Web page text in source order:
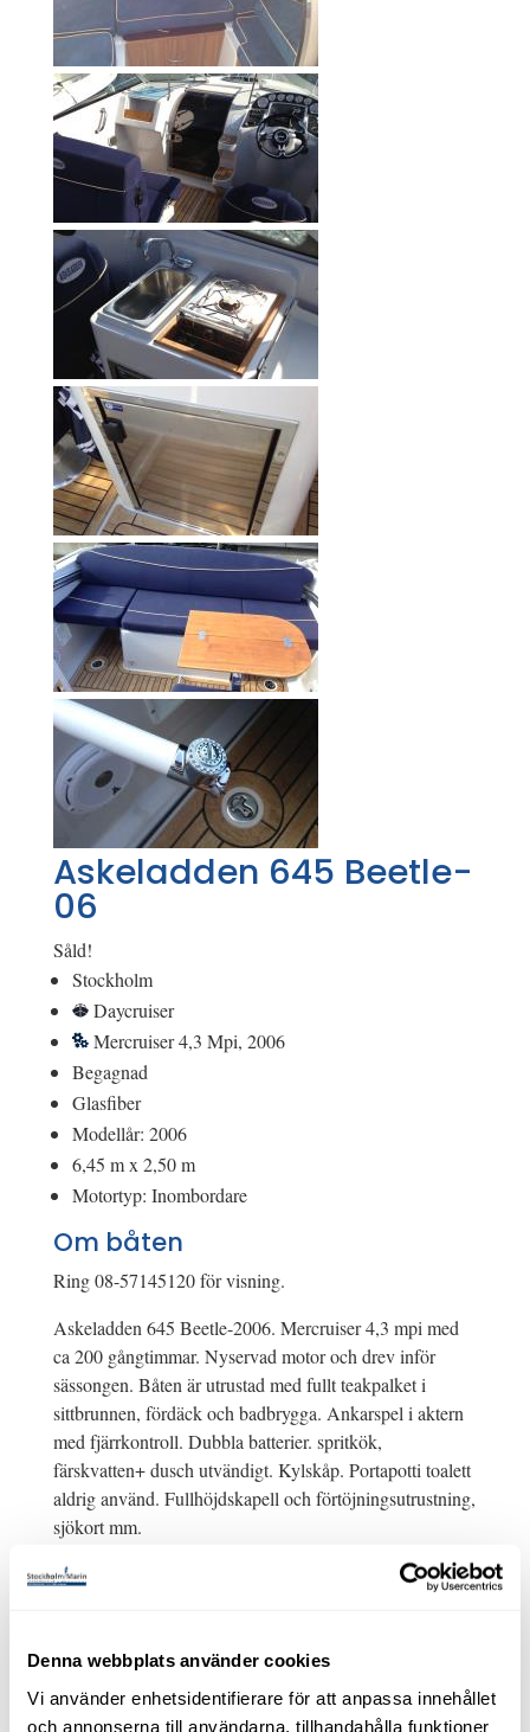
Denna webbplats använder cookies
Vi använder enhetsidentifierare för att anpassa innehållet
och annonserna till användarna, tillhandahålla funktioner
Askeladden 645 Beetle-
06
Såld!
Stockholm
Daycruiser
Mercruiser 4,3 Mpi, 2006
Begagnad
Glasfiber
Modellår: 2006
6,45 m x 2,50 m
Motortyp: Inombordare
Om båten
Ring 08-57145120 för visning.
Askeladden 645 Beetle-2006. Mercruiser 4,3 mpi med
ca 200 gångtimmar. Nyservad motor och drev inför
sässongen. Båten är utrustad med fullt teakpalket i
sittbrunnen, fördäck och badbrygga. Ankarspel i aktern
med fjärrkontroll. Dubbla batterier. spritkök,
färskvatten+ dusch utvändigt. Kylskåp. Portapotti toalett
aldrig använd. Fullhöjdskapell och förtöjningsutrustning,
sjökort mm.
Den optimala dc med gott om plats med stor soffa i
Bilderna i annonsen är inte i från den aktuella båten men
en likadan fast den här har ankarspel. Båten är i fint